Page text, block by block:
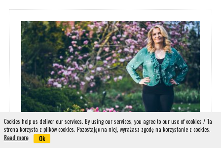
Cookies help us deliver our services. By using our services, you agree to our use of cookies / Ta
strona korzysta z plików cookies. Pozostając na niej, wyrażasz zgodę na korzystanie z cookies.
Read more
Ok